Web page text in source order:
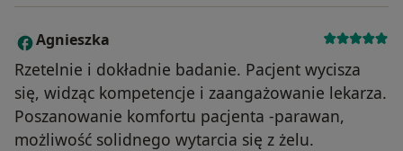
A Agnieszka
Rzetelnie i dokładnie badanie. Pacjent wycisza
się, widząc kompetencje i zaangażowanie lekarza.
Poszanowanie komfortu pacjenta -parawan,
możliwość solidnego wytarcia się z żelu.